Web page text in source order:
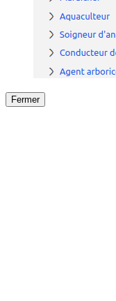
Fermer